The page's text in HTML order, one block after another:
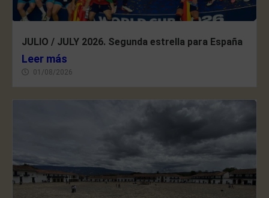
JULIO / JULY 2026. Segunda estrella para España
Leer más
01/08/2026